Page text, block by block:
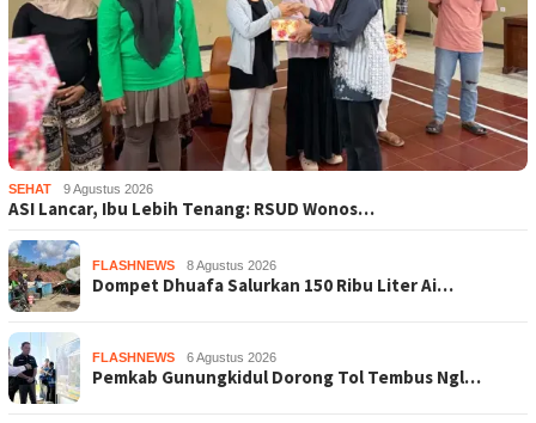
SEHAT 9 Agustus 2026
ASI Lancar, Ibu Lebih Tenang: RSUD Wonos…
FLASHNEWS 8 Agustus 2026
Dompet Dhuafa Salurkan 150 Ribu Liter Ai…
FLASHNEWS 6 Agustus 2026
Pemkab Gunungkidul Dorong Tol Tembus Ngl…